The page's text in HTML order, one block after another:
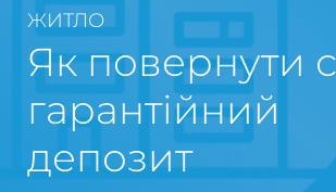
ЖИТЛО
Як повернути
гарантійний
депозит